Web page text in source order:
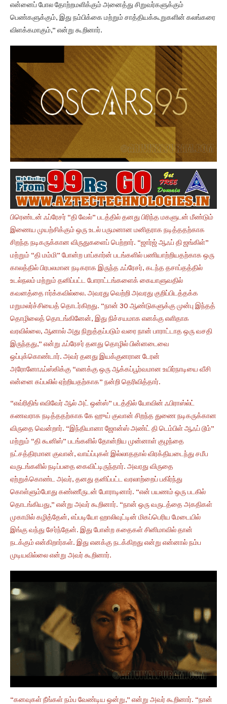
என்னைப் போல தோற்றமளிக்கும் அனைத்து சிறுவர்களுக்கும்
பெண்களுக்கும், இது நம்பிக்கை மற்றும் சாத்தியக்கூறுகளின் கலங்கரை
விளக்கமாகும்,” என்று கூறினார்.
பிரெண்டன் ஃப்ரேசர் “தி வேல்” படத்தில் தனது பிரிந்த மகளுடன் மீண்டும்
இணைய முயற்சிக்கும் ஒரு உடல் பருமனான மனிதராக நடித்ததற்காக
சிறந்த நடிகருக்கான விருதுகளைப் பெற்றார். “ஜார்ஜ் ஆஃப் தி ஜங்கிள்”
மற்றும் “தி மம்மி” போன்ற பாப்கார்ன் படங்களில் பணியாற்றியதற்காக ஒரு
காலத்தில் பிரபலமான நடிகராக இருந்த ஃப்ரேசர், கடந்த தசாப்தத்தில்
உடல்நலம் மற்றும் தனிப்பட்ட போராட்டங்களைக் கையாளுவதில்
கவனத்தை ஈர்க்கவில்லை. அவரது வெற்றி அவரது குறிப்பிடத்தக்க
மறுமலர்ச்சியைத் தொடர்கிறது. “நான் 30 ஆண்டுகளுக்கு முன்பு இந்தத்
தொழிலைத் தொடங்கினேன், இது நிச்சயமாக எனக்கு எளிதாக
வரவில்லை, ஆனால் அது நிறுத்தப்படும் வரை நான் பாராட்டாத ஒரு வசதி
இருந்தது,” என்று ஃப்ரேசர் தனது தொழில் பின்னடைவை
ஒப்புக்கொண்டார். அவர் தனது இயக்குனரான டேரன்
அரோனோஃப்ஸ்கிக்கு “எனக்கு ஒரு ஆக்கப்பூர்வமான உயிர்நாடியை வீசி
என்னை கப்பலில் ஏற்றியதற்காக” நன்றி தெரிவித்தார்.
“எவ்ரிதிங் எவிவேர் ஆல் அட் ஒன்ஸ்” படத்தில் யோவின் ஃபிராஸ்ல்ட்
கணவராக நடித்ததற்காக கே ஹுய் குவான் சிறந்த துணை நடிகருக்கான
விருதை வென்றார். “இந்தியானா ஜோன்ஸ் அண்ட் தி டெம்பிள் ஆஃப் டூம்”
மற்றும் “தி கூனிஸ்” படங்களில் தோன்றிய முன்னாள் குழந்தை
நட்சத்திரமான குவான், வாய்ப்புகள் இல்லாததால் விரக்தியடைந்து சமீப
வருடங்களில் நடிப்பதை கைவிட்டிருந்தார். அவரது விருதை
ஏற்றுக்கொண்ட அவர், தனது தனிப்பட்ட வரலாற்றைப் பகிர்ந்து
கொள்ளும்போது கண்ணீருடன் போராடினார். “என் பயணம் ஒரு படகில்
தொடங்கியது,” என்று அவர் கூறினார். “நான் ஒரு வருடத்தை அகதிகள்
முகாமில் கழித்தேன், எப்படியோ ஹாலிவுட்டின் மிகப்பெரிய மேடையில்
இங்கு வந்து சேர்ந்தேன். இது போன்ற கதைகள் சினிமாவில் தான்
நடக்கும் என்கிறார்கள். இது எனக்கு நடக்கிறது என்று என்னால் நம்ப
முடியவில்லை என்று அவர் கூறினார்.
“கனவுகள் நீங்கள் நம்ப வேண்டிய ஒன்று,” என்று அவர் கூறினார். “நான்